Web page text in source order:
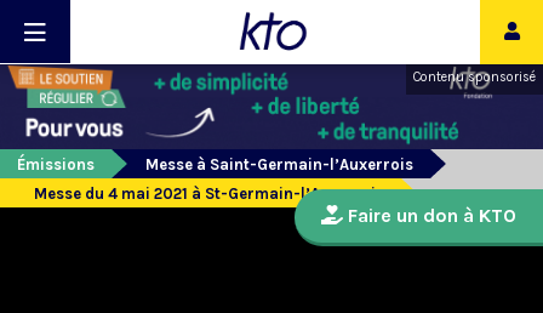
Contenu sponsorisé
Émissions
Messe à Saint-Germain-l’Auxerrois
Messe du 4 mai 2021 à St-Germain-l’Auxerrois
Faire un don à KTO